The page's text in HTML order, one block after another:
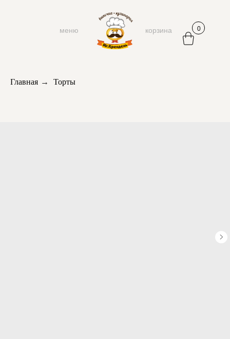
меню корзина 0
Главная → Торты